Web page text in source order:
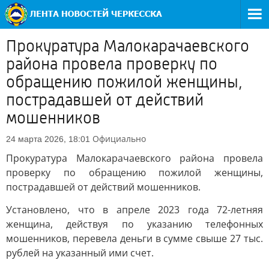
Прокуратура Малокарачаевского
района провела проверку по
обращению пожилой женщины,
пострадавшей от действий
мошенников
24 марта 2026, 18:01 Официально
Прокуратура Малокарачаевского района провела
проверку по обращению пожилой женщины,
пострадавшей от действий мошенников.
Установлено, что в апреле 2023 года 72-летняя
женщина, действуя по указанию телефонных
мошенников, перевела деньги в сумме свыше 27 тыс.
рублей на указанный ими счет.